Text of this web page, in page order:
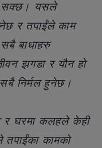
सक्छ। यसले
र तपाईंले काम
बाधाहरु
झगडा र यौन हो
निर्मल हुनेछ।
र घरमा कलहले केही
कामको